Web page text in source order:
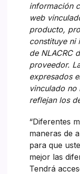
información
web
producto,
constituye ni
de NLACRC
proveedor.
expresados
vinculado no
reflejan los
“Diferentes
maneras de
para que
mejor las
Tendrá